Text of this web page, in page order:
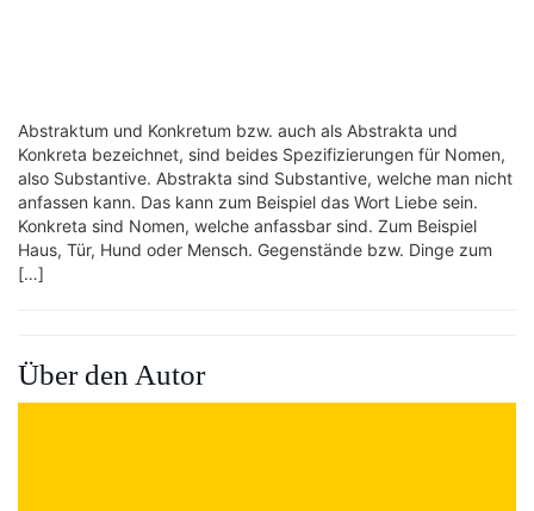
Abstraktum und Konkretum bzw. auch als Abstrakta und
Konkreta bezeichnet, sind beides Spezifizierungen für Nomen,
also Substantive. Abstrakta sind Substantive, welche man nicht
anfassen kann. Das kann zum Beispiel das Wort Liebe sein.
Konkreta sind Nomen, welche anfassbar sind. Zum Beispiel
Haus, Tür, Hund oder Mensch. Gegenstände bzw. Dinge zum
[…]
Über den Autor